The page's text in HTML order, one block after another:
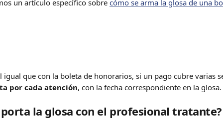
un artículo específico sobre cómo se arma la glosa de una
igual que con la boleta de honorarios, si un pago cubre varias
por cada atención, con la fecha correspondiente en la glosa.
la glosa con el profesional tratante?